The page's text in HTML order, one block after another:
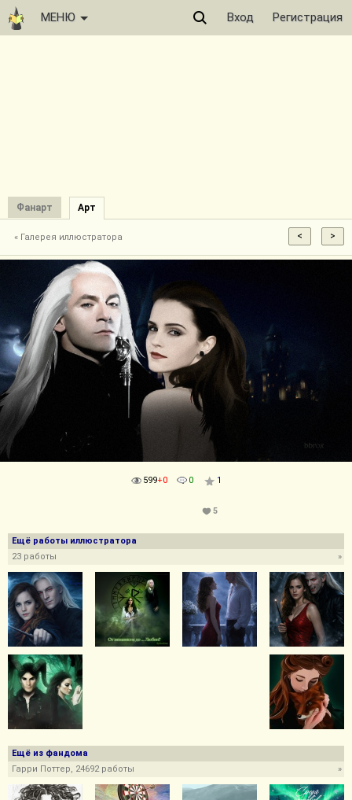
МЕНЮ Вход Регистрация
Фанарт Арт
« Галерея иллюстратора
599+0 0 1
5
Ещё работы иллюстратора
»
23 работы
Ещё из фандома
»
Гарри Поттер, 24692 работы